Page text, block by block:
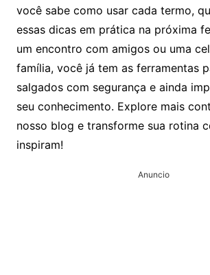
você sabe como usar cada termo,
essas dicas em prática na próxima
um encontro com amigos ou uma
família, você já tem as ferramentas
salgados com segurança e ainda
seu conhecimento. Explore mais
nosso blog e transforme sua rotina
inspiram!
Anuncio